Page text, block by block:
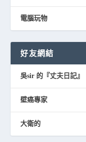
電腦玩物
好友網結
吳sir 的『丈夫日記』
壁癌專家
大衛的